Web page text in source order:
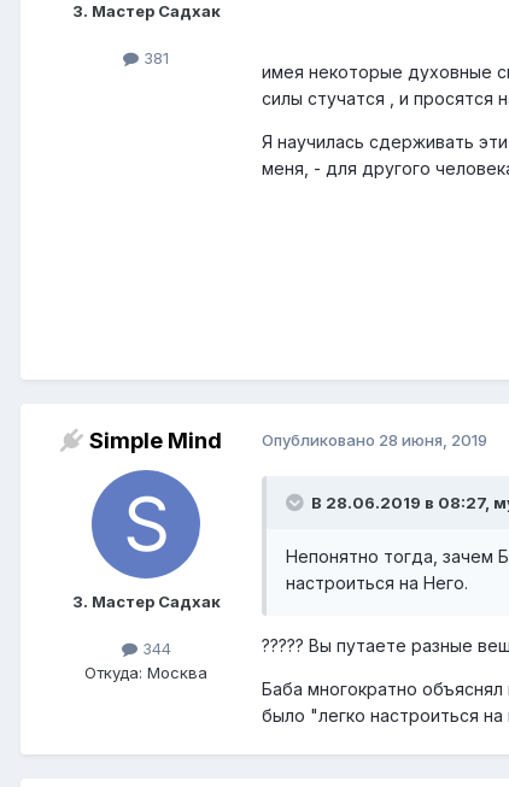
3. Мастер Садхак
381
имея некоторые духовные
силы стучатся , и просятся
Я научилась сдерживать
меня, - для другого
Simple Mind
3. Мастер Садхак
344
Откуда: Москва
Опубликовано 28 июня, 2019
В 28.06.2019 в 08:27,
Непонятно тогда, зачем
настроиться на Него.
????? Вы путаете разные
Баба многократно
было "легко настроиться на